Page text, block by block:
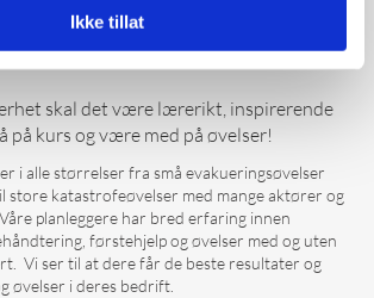
Ikke tillat
MARKØRER!
skal det være lærerikt, inspirerende
på kurs og være med på øvelser!
i alle størrelser fra små evakueringsøvelser
store katastrofeøvelser med mange aktører og
planleggere har bred erfaring innen
førstehjelp og øvelser med og uten
Vi ser til at dere får de beste resultater og
øvelser i deres bedrift.